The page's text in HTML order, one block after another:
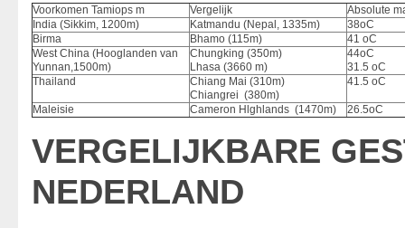
Voorkomen Tamiops m Vergelijk
Absolute
India (Sikkim, 1200m)
Katmandu (Nepal, 1335m)
38oC
Birma
Bhamo (115m)
41 oC
West China (Hooglanden van
Yunnan,1500m)
Chungking (350m)
Lhasa (3660 m)
44oC
31.5 oC
Thailand
Chiang Mai (310m)
Chiangrei (380m)
41.5 oC
Maleisie Cameron Hlghlands (1470m) 26.5oC
VERGELIJKBARE
NEDERLAND